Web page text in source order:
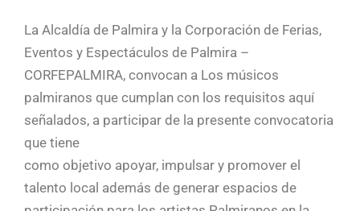
La Alcaldía de Palmira y la Corporación de Ferias,
Eventos y Espectáculos de Palmira –
CORFEPALMIRA, convocan a Los músicos
palmiranos que cumplan con los requisitos aquí
señalados, a participar de la presente convocatoria
que tiene
como objetivo apoyar, impulsar y promover el
talento local además de generar espacios de